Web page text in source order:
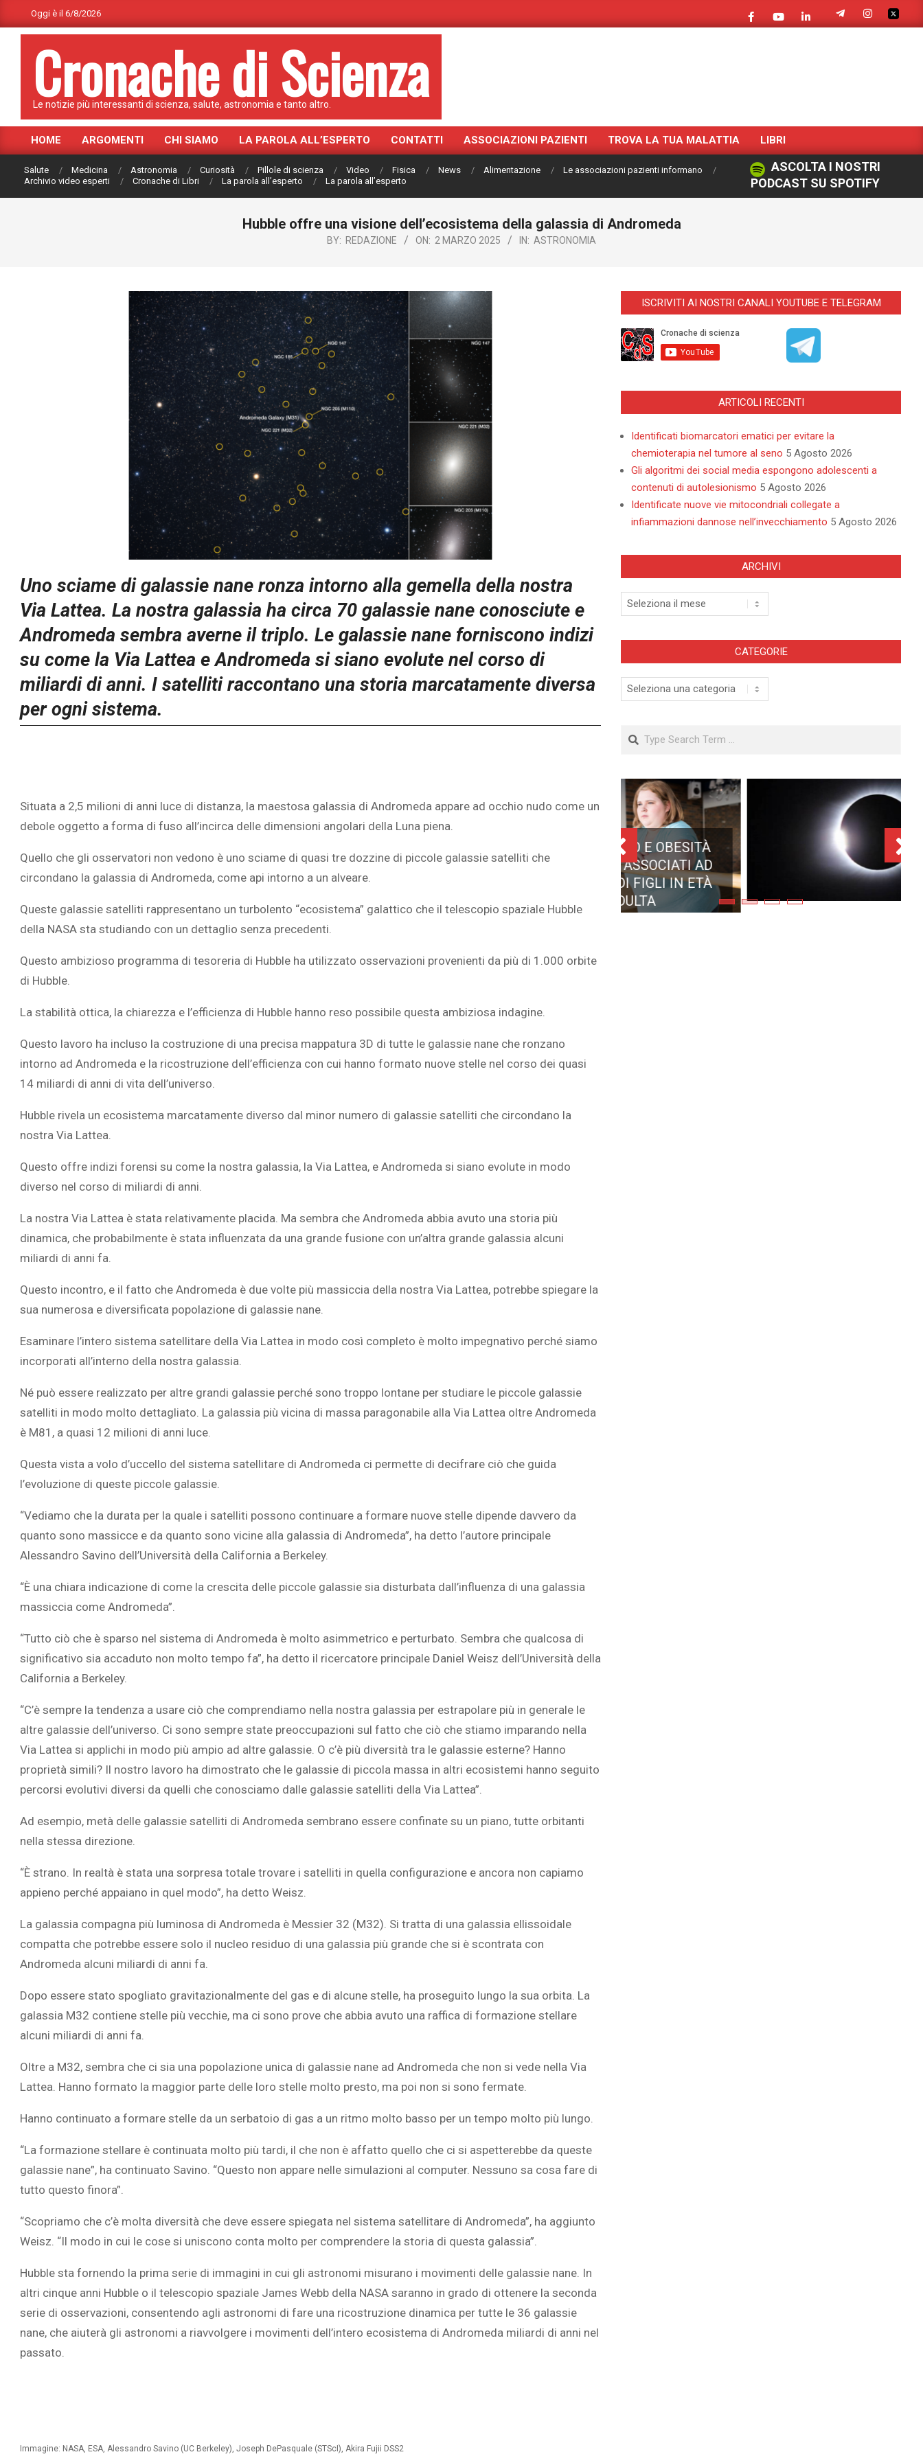
to
Oggi è il 6/8/2026
Cronache di Scienza
Le notizie più interessanti di scienza, salute, astronomia e tanto altro.
Primary
Navigation
Menu
HOME ARGOMENTI CHI SIAMO LA PAROLA ALL’ESPERTO CONTATTI ASSOCIAZIONI PAZIENTI TROVA LA TUA MALATTIA LIBRI
Salute Medicina Astronomia Curiosità Pillole di scienza Video Fisica News Alimentazione
Le associazioni pazienti informano
Archivio video esperti
Cronache di Libri La parola all’esperto La parola all’esperto
ASCOLTA I NOSTRI
PODCAST SU SPOTIFY
Hubble offre una visione dell’ecosistema della galassia di Andromeda
BY: REDAZIONE ON: 2 MARZO 2025 IN: ASTRONOMIA
Uno sciame di galassie nane ronza intorno alla gemella della nostra
Via Lattea. La nostra galassia ha circa 70 galassie nane conosciute e
Andromeda sembra averne il triplo. Le galassie nane forniscono indizi
su come la Via Lattea e Andromeda si siano evolute nel corso di
miliardi di anni. I satelliti raccontano una storia marcatamente diversa
per ogni sistema.
Situata a 2,5 milioni di anni luce di distanza, la maestosa galassia di Andromeda appare ad occhio nudo come un
debole oggetto a forma di fuso all’incirca delle dimensioni angolari della Luna piena.
Quello che gli osservatori non vedono è uno sciame di quasi tre dozzine di piccole galassie satelliti che
circondano la galassia di Andromeda, come api intorno a un alveare.
Queste galassie satelliti rappresentano un turbolento “ecosistema” galattico che il telescopio spaziale Hubble
della NASA sta studiando con un dettaglio senza precedenti.
Questo ambizioso programma di tesoreria di Hubble ha utilizzato osservazioni provenienti da più di 1.000 orbite
di Hubble.
La stabilità ottica, la chiarezza e l’efficienza di Hubble hanno reso possibile questa ambiziosa indagine.
Questo lavoro ha incluso la costruzione di una precisa mappatura 3D di tutte le galassie nane che ronzano
intorno ad Andromeda e la ricostruzione dell’efficienza con cui hanno formato nuove stelle nel corso dei quasi
14 miliardi di anni di vita dell’universo.
Hubble rivela un ecosistema marcatamente diverso dal minor numero di galassie satelliti che circondano la
nostra Via Lattea.
Questo offre indizi forensi su come la nostra galassia, la Via Lattea, e Andromeda si siano evolute in modo
diverso nel corso di miliardi di anni.
La nostra Via Lattea è stata relativamente placida. Ma sembra che Andromeda abbia avuto una storia più
dinamica, che probabilmente è stata influenzata da una grande fusione con un’altra grande galassia alcuni
miliardi di anni fa.
Questo incontro, e il fatto che Andromeda è due volte più massiccia della nostra Via Lattea, potrebbe spiegare la
sua numerosa e diversificata popolazione di galassie nane.
Esaminare l’intero sistema satellitare della Via Lattea in modo così completo è molto impegnativo perché siamo
incorporati all’interno della nostra galassia.
Né può essere realizzato per altre grandi galassie perché sono troppo lontane per studiare le piccole galassie
satelliti in modo molto dettagliato. La galassia più vicina di massa paragonabile alla Via Lattea oltre Andromeda
è M81, a quasi 12 milioni di anni luce.
Questa vista a volo d’uccello del sistema satellitare di Andromeda ci permette di decifrare ciò che guida
l’evoluzione di queste piccole galassie.
“Vediamo che la durata per la quale i satelliti possono continuare a formare nuove stelle dipende davvero da
quanto sono massicce e da quanto sono vicine alla galassia di Andromeda”, ha detto l’autore principale
Alessandro Savino dell’Università della California a Berkeley.
“È una chiara indicazione di come la crescita delle piccole galassie sia disturbata dall’influenza di una galassia
massiccia come Andromeda”.
“Tutto ciò che è sparso nel sistema di Andromeda è molto asimmetrico e perturbato. Sembra che qualcosa di
significativo sia accaduto non molto tempo fa”, ha detto il ricercatore principale Daniel Weisz dell’Università della
California a Berkeley.
“C’è sempre la tendenza a usare ciò che comprendiamo nella nostra galassia per estrapolare più in generale le
altre galassie dell’universo. Ci sono sempre state preoccupazioni sul fatto che ciò che stiamo imparando nella
Via Lattea si applichi in modo più ampio ad altre galassie. O c’è più diversità tra le galassie esterne? Hanno
proprietà simili? Il nostro lavoro ha dimostrato che le galassie di piccola massa in altri ecosistemi hanno seguito
percorsi evolutivi diversi da quelli che conosciamo dalle galassie satelliti della Via Lattea”.
Ad esempio, metà delle galassie satelliti di Andromeda sembrano essere confinate su un piano, tutte orbitanti
nella stessa direzione.
“È strano. In realtà è stata una sorpresa totale trovare i satelliti in quella configurazione e ancora non capiamo
appieno perché appaiano in quel modo”, ha detto Weisz.
La galassia compagna più luminosa di Andromeda è Messier 32 (M32). Si tratta di una galassia ellissoidale
compatta che potrebbe essere solo il nucleo residuo di una galassia più grande che si è scontrata con
Andromeda alcuni miliardi di anni fa.
Dopo essere stato spogliato gravitazionalmente del gas e di alcune stelle, ha proseguito lungo la sua orbita. La
galassia M32 contiene stelle più vecchie, ma ci sono prove che abbia avuto una raffica di formazione stellare
alcuni miliardi di anni fa.
Oltre a M32, sembra che ci sia una popolazione unica di galassie nane ad Andromeda che non si vede nella Via
Lattea. Hanno formato la maggior parte delle loro stelle molto presto, ma poi non si sono fermate.
Hanno continuato a formare stelle da un serbatoio di gas a un ritmo molto basso per un tempo molto più lungo.
“La formazione stellare è continuata molto più tardi, il che non è affatto quello che ci si aspetterebbe da queste
galassie nane”, ha continuato Savino. “Questo non appare nelle simulazioni al computer. Nessuno sa cosa fare di
tutto questo finora”.
“Scopriamo che c’è molta diversità che deve essere spiegata nel sistema satellitare di Andromeda”, ha aggiunto
Weisz. “Il modo in cui le cose si uniscono conta molto per comprendere la storia di questa galassia”.
Hubble sta fornendo la prima serie di immagini in cui gli astronomi misurano i movimenti delle galassie nane. In
altri cinque anni Hubble o il telescopio spaziale James Webb della NASA saranno in grado di ottenere la seconda
serie di osservazioni, consentendo agli astronomi di fare una ricostruzione dinamica per tutte le 36 galassie
nane, che aiuterà gli astronomi a riavvolgere i movimenti dell’intero ecosistema di Andromeda miliardi di anni nel
passato.
Immagine: NASA, ESA, Alessandro Savino (UC Berkeley), Joseph DePasquale (STScI), Akira Fujii DSS2
ISCRIVITI AI NOSTRI CANALI YOUTUBE E TELEGRAM
ARTICOLI RECENTI
Identificati biomarcatori ematici per evitare la
chemioterapia nel tumore al seno 5 Agosto 2026
Gli algoritmi dei social media espongono adolescenti a
contenuti di autolesionismo 5 Agosto 2026
Identificate nuove vie mitocondriali collegate a
infiammazioni dannose nell’invecchiamento 5 Agosto 2026
ARCHIVI
Archivi
CATEGORIE
Categorie
Search
L’ATTIVITÀ CEREBRALE
PERSONE IMMAGINANO
INFANTILE ASSOCIATI AD
ADULTA
ECLISSE TOTALE DEL 12
AGOSTO 2026: DOVE SI
POTRÀ VEDERE